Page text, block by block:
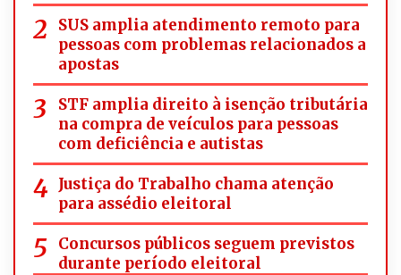
SUS amplia atendimento remoto para
pessoas com problemas relacionados a
apostas
STF amplia direito à isenção tributária
na compra de veículos para pessoas
com deficiência e autistas
Justiça do Trabalho chama atenção
para assédio eleitoral
Concursos públicos seguem previstos
durante período eleitoral